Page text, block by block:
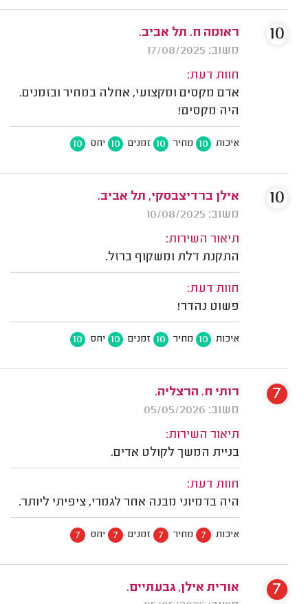
ראומה ח. תל אביב.
משוב: 17/08/2025
חוות דעת:
אדם מקסים ומקצועי, אחלה במחיר ובזמנים.
היה מקסים!
איכות 10 מחיר 10 זמנים 10 יחס 10
10
אילן ברדיצבסקי, תל אביב.
משוב: 10/08/2025
תיאור השירות:
התקנת דלת ומשקוף ברזל.
חוות דעת:
פשוט נהדר!
איכות 10 מחיר 10 זמנים 10 יחס 10
10
רותי ח. הרצליה.
משוב: 05/05/2026
תיאור השירות:
בניית המשך לקולט אדים.
חוות דעת:
היה בדמיוני מבנה אחר לגמרי, ציפיתי ליותר.
איכות 7 מחיר 7 זמנים 7 יחס 7
7
אורית אילן, גבעתיים.
7